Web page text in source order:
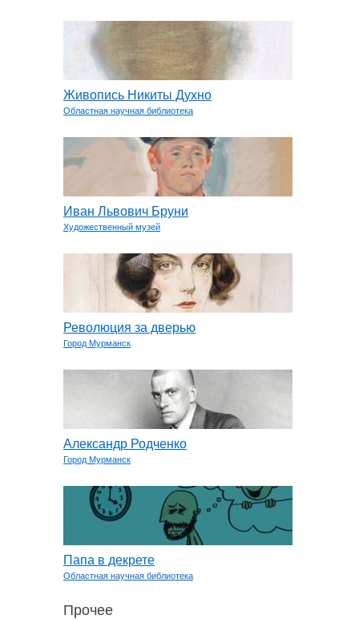
Живопись Никиты Духно
Областная научная библиотека
Иван Львович Бруни
Художественный музей
Революция за дверью
Город Мурманск
Александр Родченко
Город Мурманск
Папа в декрете
Областная научная библиотека
Прочее